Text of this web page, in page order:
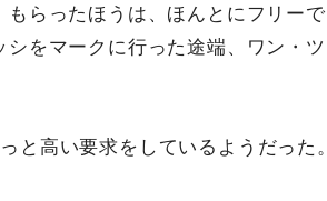
らったほうは、ほんとにフリー
をマークに行った途端、ワン・
と高い要求をしているようだった。